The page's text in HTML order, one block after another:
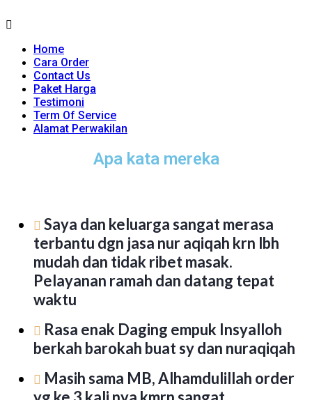
Home
Cara Order
Contact Us
Paket Harga
Testimoni
Term Of Service
Alamat Perwakilan
Apa kata mereka
Saya dan keluarga sangat merasa
terbantu dgn jasa nur aqiqah krn lbh
mudah dan tidak ribet masak.
Pelayanan ramah dan datang tepat
waktu
Rasa enak Daging empuk Insyalloh
berkah barokah buat sy dan nuraqiqah
Masih sama MB, Alhamdulillah order